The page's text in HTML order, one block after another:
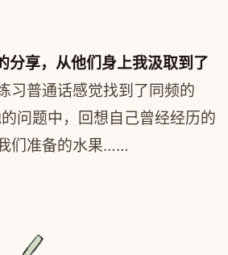
分享，从他们身上我汲取到了
习普通话感觉找到了同频的
问题中，回想自己曾经经历的
们准备的水果……